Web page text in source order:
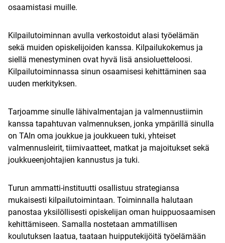
osaamistasi muille.
Kilpailutoiminnan avulla verkostoidut alasi työelämän
sekä muiden opiskelijoiden kanssa. Kilpailukokemus ja
siellä menestyminen ovat hyvä lisä ansioluetteloosi.
Kilpailutoiminnassa sinun osaamisesi kehittäminen saa
uuden merkityksen.
Tarjoamme sinulle lähivalmentajan ja valmennustiimin
kanssa tapahtuvan valmennuksen, jonka ympärillä sinulla
on TAIn oma joukkue ja joukkueen tuki, yhteiset
valmennusleirit, tiimivaatteet, matkat ja majoitukset sekä
joukkueenjohtajien kannustus ja tuki.
Turun ammatti-instituutti osallistuu strategiansa
mukaisesti kilpailutoimintaan. Toiminnalla halutaan
panostaa yksilöllisesti opiskelijan oman huippuosaamisen
kehittämiseen. Samalla nostetaan ammatillisen
koulutuksen laatua, taataan huipputekijöitä työelämään